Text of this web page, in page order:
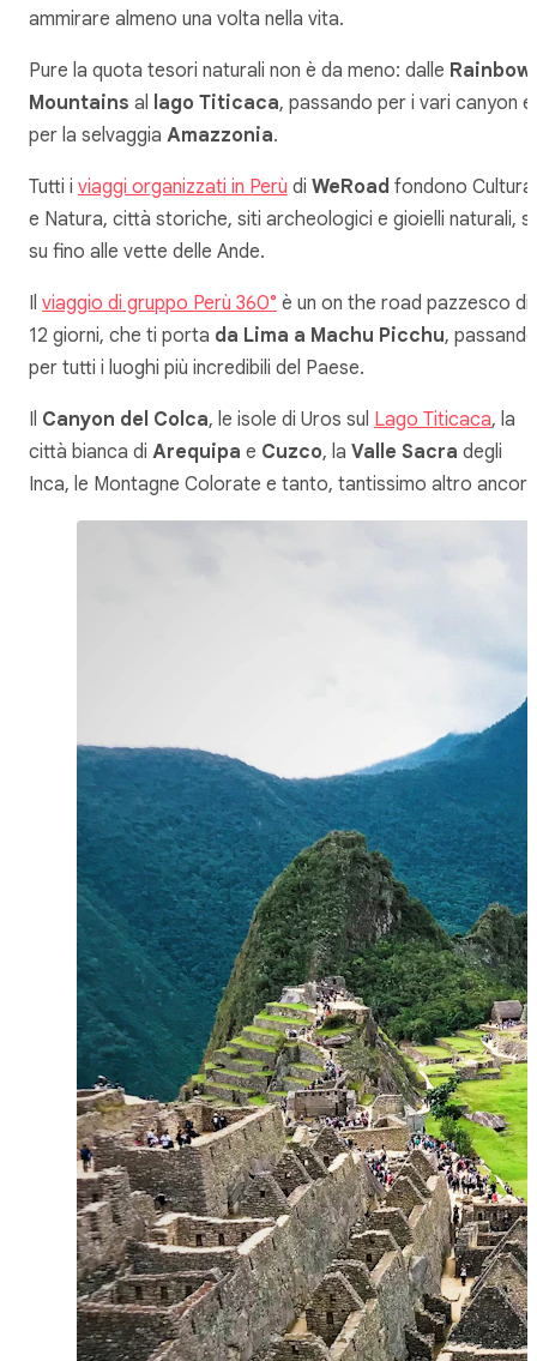
ammirare almeno una volta nella vita.
Pure la quota tesori naturali non è da meno: dalle Rainbow
Mountains al lago Titicaca, passando per i vari canyon e
per la selvaggia Amazzonia.
Tutti i viaggi organizzati in Perù di WeRoad fondono Cultura
e Natura, città storiche, siti archeologici e gioielli naturali,
su fino alle vette delle Ande.
Il viaggio di gruppo Perù 360° è un on the road pazzesco di
12 giorni, che ti porta da Lima a Machu Picchu, passando
per tutti i luoghi più incredibili del Paese.
Il Canyon del Colca, le isole di Uros sul Lago Titicaca, la
città bianca di Arequipa e Cuzco, la Valle Sacra degli
Inca, le Montagne Colorate e tanto, tantissimo altro